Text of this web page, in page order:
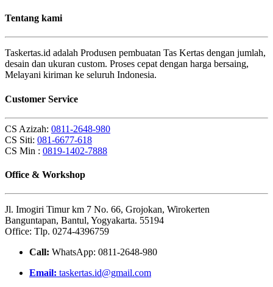
Tentang kami
Taskertas.id adalah Produsen pembuatan Tas Kertas dengan jumlah,
desain dan ukuran custom. Proses cepat dengan harga bersaing,
Melayani kiriman ke seluruh Indonesia.
Customer Service
CS Azizah: 0811-2648-980
CS Siti: 081-6677-618
CS Min : 0819-1402-7888
Office & Workshop
Jl. Imogiri Timur km 7 No. 66, Grojokan, Wirokerten
Banguntapan, Bantul, Yogyakarta. 55194
Office: Tlp. 0274-4396759
Call: WhatsApp: 0811-2648-980
Email: taskertas.id@gmail.com